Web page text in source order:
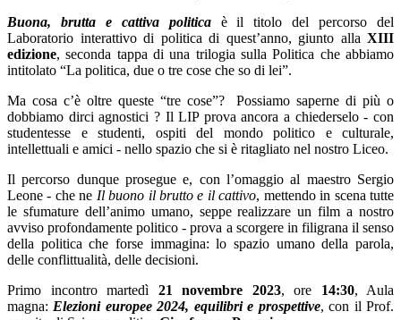
Buona, brutta e cattiva politicaè il titolo del percorso del
Laboratorio interattivo di politica di quest’anno, giunto alla XIII
edizione, seconda tappa di una trilogia sulla Politica che abbiamo
intitolato “La politica, due o tre cose che so di lei”.
Ma cosa c’è oltre queste “tre cose”? Possiamo saperne di più o
dobbiamo dirci agnostici ? Il LIP prova ancora a chiederselo - con
studentesse e studenti, ospiti del mondo politico e culturale,
intellettuali e amici - nello spazio che si è ritagliato nel nostro Liceo.
Il percorso dunque prosegue e, con l’omaggio al maestro Sergio
Leone - che ne Il buono il brutto e il cattivo, mettendo in scena tutte
le sfumature dell’animo umano, seppe realizzare un film a nostro
avviso profondamente politico - prova a scorgere in filigrana il senso
della politica che forse immagina: lo spazio umano della parola,
delle conflittualità, delle decisioni.
Primo incontro martedì 21 novembre 2023, ore 14:30, Aula
magna: Elezioni europee 2024, equilibri e prospettive, con il Prof.